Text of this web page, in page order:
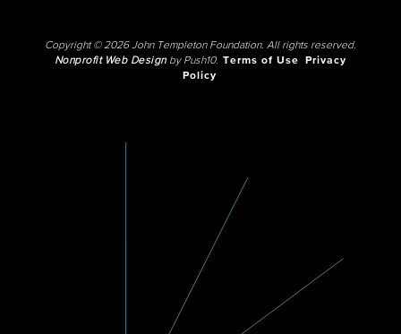
Copyright © 2026 John Templeton Foundation. All rights reserved.
Nonprofit Web Designby Push10. Terms of Use
Privacy
Policy